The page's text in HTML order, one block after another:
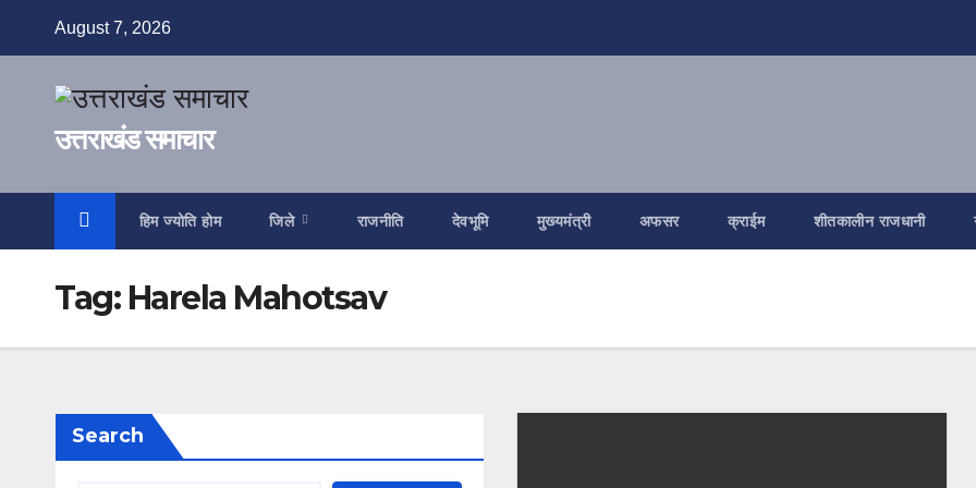
August 7, 2026
उत्तराखंड समाचार
हिम ज्योति होम जिले राजनीति देवभूमि मुख्यमंत्री अफसर क्राईम शीतकालीन राजधानी
Tag: Harela Mahotsav
Search